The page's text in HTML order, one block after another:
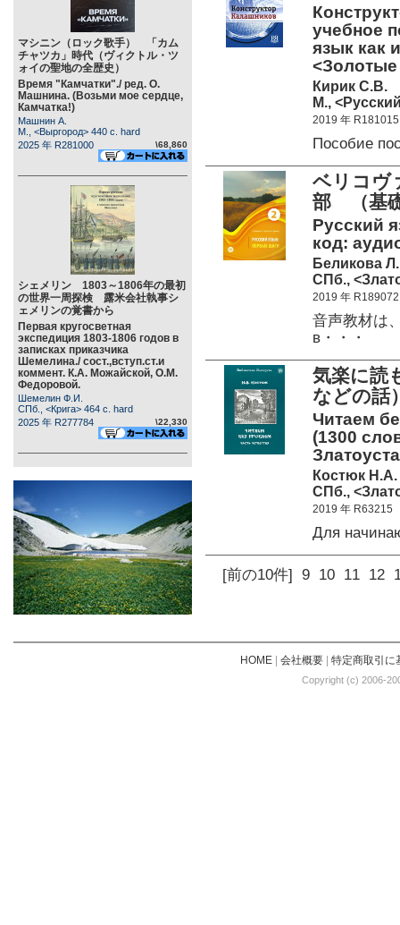
マシニン（ロック歌手） 「カム
チャツカ」時代（ヴィクトル・ツ
ォイの聖地の全歴史）
Время "Камчатки"./ ред. О.
Машнина. (Возьми мое сердце,
Камчатка!)
Машнин А.
М., <Выргород> 440 c. hard
2025 年 R281000
\68,860
シェメリン 1803～1806年の最初
の世界一周探検 露米会社執事シ
ェメリンの覚書から
Первая кругосветная
экспедиция 1803-1806 годов в
записках приказчика
Шемелина./ сост.,вступ.ст.и
коммент. К.А. Можайской, О.М.
Федоровой.
Шемелин Ф.И.
СПб., <Крига> 464 c. hard
2025 年 R277784
\22,330
учебное
язык как
Кирик С.В.
М.,
2019 年 R181015
Пособие
ベリコ
部 （基
Русский
код:
Беликова
СПб.,
2019 年 R189072
音声教材は
в・・・
気楽に読
などの話
Читаем
(1300
Костюк Н.А.
СПб.,
2019 年 R63215
Для
[前の10件] 9 10 11 12
HOME| 会社概要| 特定商取引に
Copyright (c) 2006-